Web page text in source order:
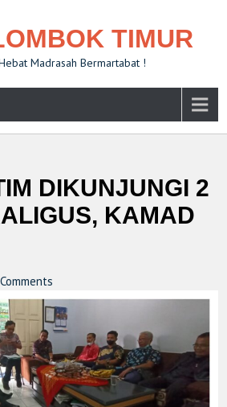
TIMUR
Madrasah Bermartabat !
DIKUNJUNGI 2
KAMAD